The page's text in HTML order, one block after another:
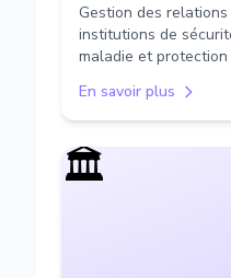
Gestion des
institutions de
maladie et
En savoir plus
🏛️